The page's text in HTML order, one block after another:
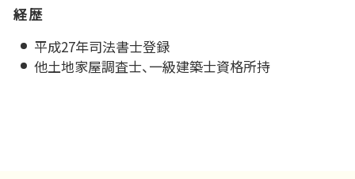
経歴
平成27年司法書士登録
他土地家屋調査士、一級建築士資格所持